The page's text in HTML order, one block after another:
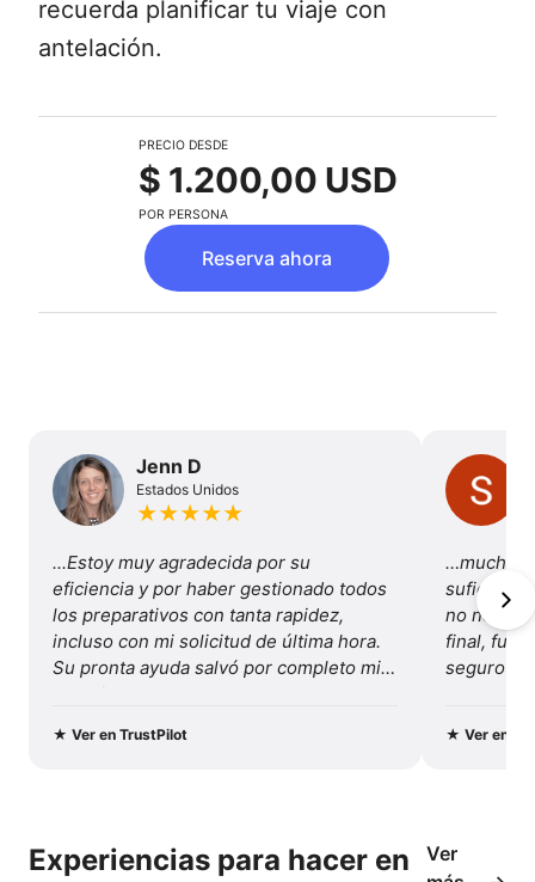
recuerda planificar tu viaje con
antelación.
PRECIO DESDE
$ 1.200,00 USD
POR PERSONA
Reserva ahora
Jenn D
Estados Unidos
★★★★★
...Estoy muy agradecida por su
eficiencia y por haber gestionado todos
los preparativos con tanta rapidez,
incluso con mi solicitud de última hora.
Su pronta ayuda salvó por completo mis
vacaciones...
★ Ver en TrustPilot
…mucha
suficiente
no
final, fue
seguro y
★Ver en
Experiencias para hacer en
Ver